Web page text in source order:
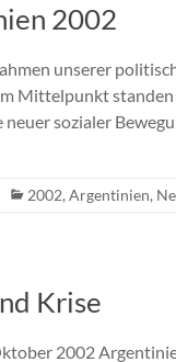
2002
unserer
Mittelpunkt
sozialer
2002,Argentinien,
Krise
2002